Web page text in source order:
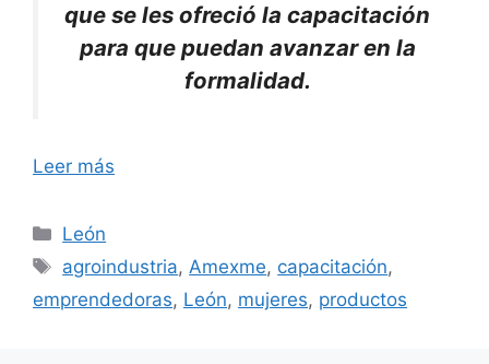
que se les ofreció la capacitación
para que puedan avanzar en la
formalidad.
Leer más
Categorías
León
Etiquetas
agroindustria, Amexme, capacitación,
emprendedoras, León, mujeres, productos